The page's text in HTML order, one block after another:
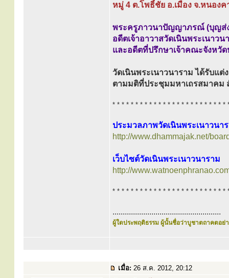
หมู่ 4 ต.โพธิ์ชัย อ.เมือง จ.หนองค
พระครูภาวนาปัญญาภรณ์ (บุญส่
อดีตเจ้าอาวาสวัดเนินพระเนาวน
และอดีตที่ปรึกษาเจ้าคณะจังหวั
วัดเนินพระเนาวนาราม ได้รับแ
ตามมติที่ประชุมมหาเถรสมาคม
* * * * * * * * * * * * * * * * * * * * * * * * *
ประมวลภาพวัดเนินพระเนาวนา
http://www.dhammajak.net/
เว็บไซต์วัดเนินพระเนาวนาราม
http://
* * * * * * * * * * * * * * * * * * * * * * * * *
.....................................................
ผู้ใดประพฤติธรรม ผู้นั้นชื่อว่าบูชาตถาคตอย่า
เมื่อ: 26 ส.ค. 2012, 20:12